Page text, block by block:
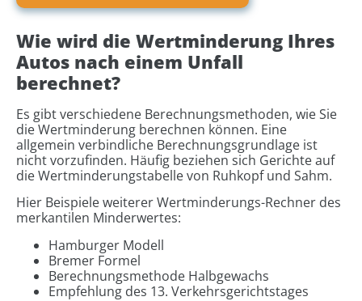
Wie wird die Wertminderung Ihres
Autos nach einem Unfall
berechnet?
Es gibt verschiedene Berechnungsmethoden, wie Sie
die Wertminderung berechnen können. Eine
allgemein verbindliche Berechnungsgrundlage ist
nicht vorzufinden. Häufig beziehen sich Gerichte auf
die Wertminderungstabelle von Ruhkopf und Sahm.
Hier Beispiele weiterer Wertminderungs-Rechner des
merkantilen Minderwertes:
Hamburger Modell
Bremer Formel
Berechnungsmethode Halbgewachs
Empfehlung des 13. Verkehrsgerichtstages